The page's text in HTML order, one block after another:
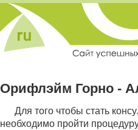
Орифлэйм Горно -
Для того чтобы стать
необходимо пройти